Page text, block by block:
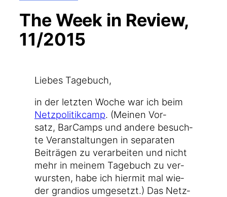
The Week in Review,
11/2015
Lie­bes Tagebuch,
in der letz­ten Woche war ich beim
Netz­po­li­tik­camp. (Mei­nen Vor­
satz, Bar­Camps und ande­re besuch­
te Ver­an­stal­tun­gen in sepa­ra­ten
Bei­trä­gen zu ver­ar­bei­ten und nicht
mehr in mei­nem Tage­buch zu ver­
wurs­ten, habe ich hier­mit mal wie­
der gran­di­os umge­setzt.) Das Netz­